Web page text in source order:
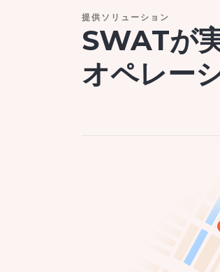
提供ソリューション
SWATが
オペレー